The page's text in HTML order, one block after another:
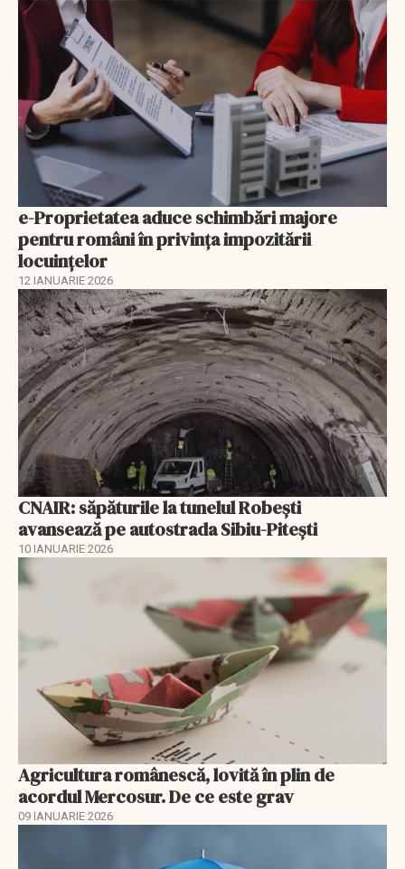
e-Proprietatea aduce schimbări majore
pentru români în privinţa impozitării
locuințelor
12 IANUARIE 2026
CNAIR: săpăturile la tunelul Robești
avansează pe autostrada Sibiu-Pitești
10 IANUARIE 2026
Agricultura românescă, lovită în plin de
acordul Mercosur. De ce este grav
09 IANUARIE 2026